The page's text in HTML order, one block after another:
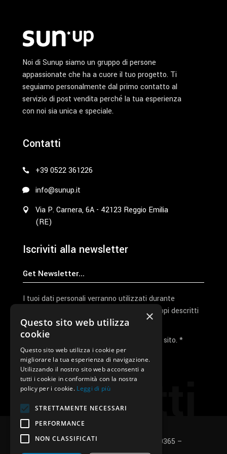
Contatti
Noi di Sunup siamo un gruppo di persone
appassionate che ha a cuore il tuo progetto. Ti
seguiamo personalmente dal primo contatto al
servizio di post vendita perché la tua esperienza
con noi sia unica e speciale.
Contatti
+39 0522 361226
info@sunup.it
Via P. Carnera, 6A - 42123 Reggio Emilia
(RE)
Iscriviti alla newsletter
I tuoi dati personali verranno utilizzati durante
l'elaborazione della richiesta e per altri scopi descritti
nella nostraprivacy policy
Ho letto e accetto la privacy policy del sito. *
Invia I Dati
SUNUP S.r.l. – P.Iva e C.F.: 03496530365 –
×
Questo sito web utilizza
cookie
Questo sito web utilizza i cookie per
migliorare la tua esperienza di navigazione.
Utilizzando il nostro sito web acconsenti a
tutti i cookie in conformità con la nostra
policy per i cookie. Leggi di più
STRETTAMENTE NECESSARI
PERFORMANCE
NON CLASSIFICATI